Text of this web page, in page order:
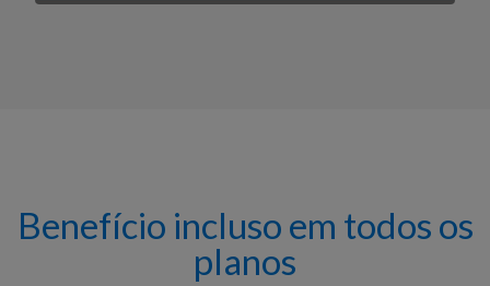
Benefício incluso em todos os
planos